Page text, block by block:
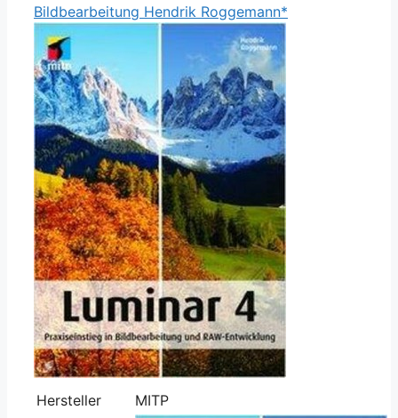
Bildbearbeitung Hendrik Roggemann*
Hersteller MITP